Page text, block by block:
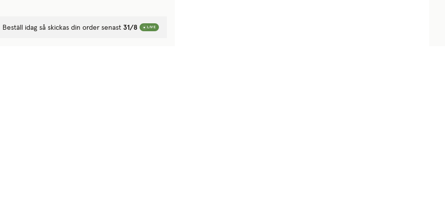
Beställ idag så skickas din order senast 31/8 LIVE